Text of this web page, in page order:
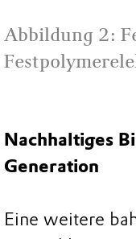
Abbildung 2:
Nachhaltiges
Generation
Eine weitere